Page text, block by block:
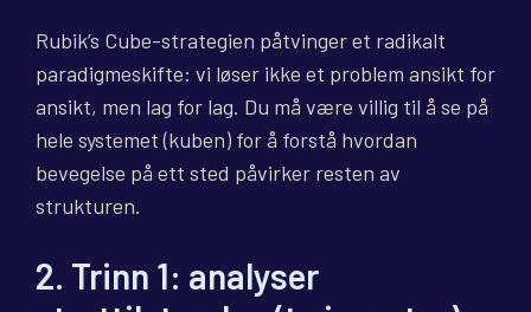
Rubik’s Cube-strategien påtvinger et radikalt
paradigmeskifte: vi løser ikke et problem ansikt for
ansikt, men lag for lag. Du må være villig til å se på
hele systemet (kuben) for å forstå hvordan
bevegelse på ett sted påvirker resten av
strukturen.
2. Trinn 1: analyser